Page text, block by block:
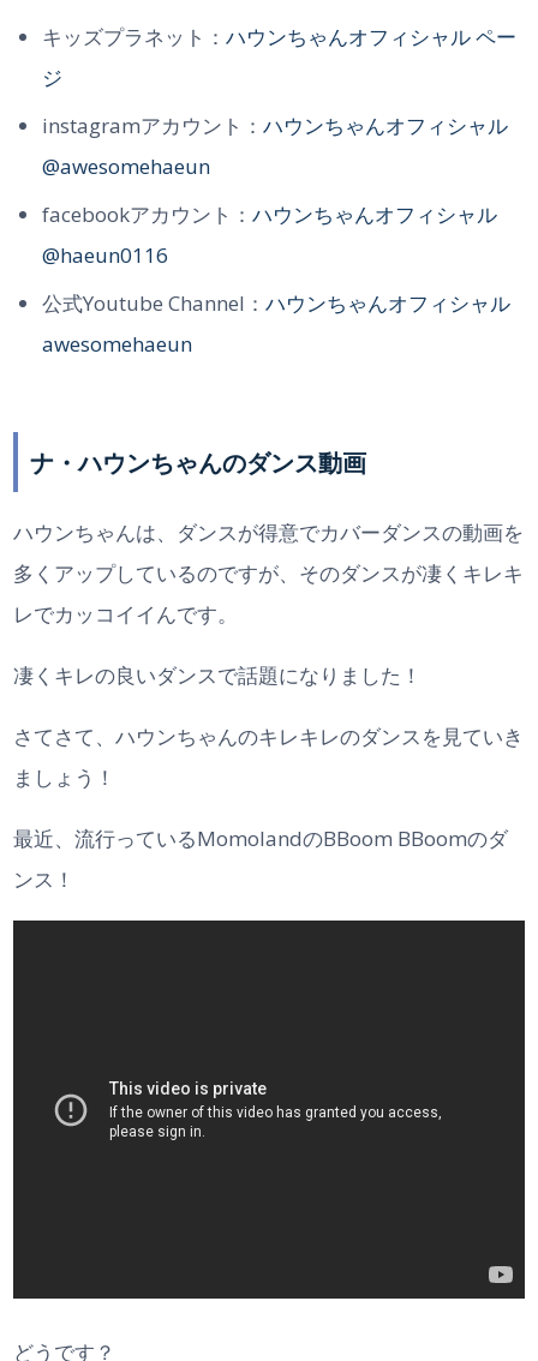
キッズプラネット：ハウンちゃんオフィシャル ペー
ジ
instagramアカウント：ハウンちゃんオフィシャル
@awesomehaeun
facebookアカウント：ハウンちゃんオフィシャル
@haeun0116
公式Youtube Channel：ハウンちゃんオフィシャル
awesomehaeun
ナ・ハウンちゃんのダンス動画
ハウンちゃんは、ダンスが得意でカバーダンスの動画を
多くアップしているのですが、そのダンスが凄くキレキ
レでカッコイイんです。
凄くキレの良いダンスで話題になりました！
さてさて、ハウンちゃんのキレキレのダンスを見ていき
ましょう！
最近、流行っているMomolandのBBoom BBoomのダ
ンス！
どうです？